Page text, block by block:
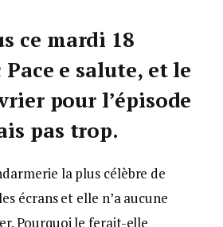
ce mardi 18
e salute, et le
pour l’épisode
pas trop.
la plus célèbre de
écrans et elle n’a aucune
Pourquoi le ferait-elle